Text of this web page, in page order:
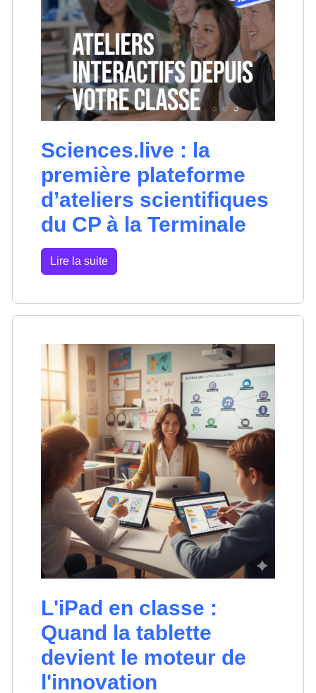
Sciences.live : la
première plateforme
d’ateliers scientifiques
du CP à la Terminale
Lire la suite
L'iPad en classe :
Quand la tablette
devient le moteur de
l'innovation